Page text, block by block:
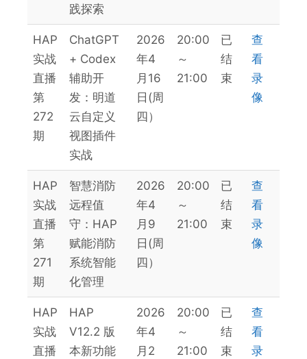
践探索
HAP
实战
直播
第
272
期
ChatGPT
+ Codex
辅助开
发：明道
云自定义
视图插件
实战
2026
年4
月16
日(周
四）
20:00
～
21:00
已
结
束
查
看
录
像
HAP
实战
直播
第
271
期
智慧消防
远程值
守：HAP
赋能消防
系统智能
化管理
2026
年4
月9
日(周
四）
20:00
～
21:00
已
结
束
查
看
录
像
HAP
实战
直播
HAP
V12.2 版
本新功能
2026
年4
月2
20:00
～
21:00
已
结
束
查
看
录